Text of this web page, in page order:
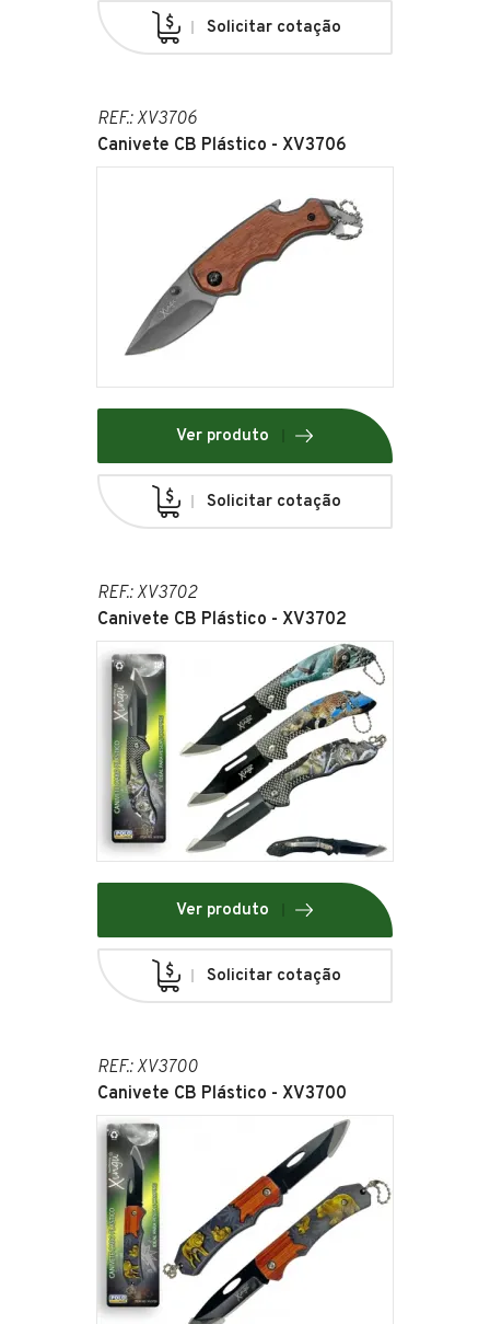
Solicitar cotação
REF.: XV3706
Canivete CB Plástico - XV3706
Ver produto
Solicitar cotação
REF.: XV3702
Canivete CB Plástico - XV3702
Ver produto
Solicitar cotação
REF.: XV3700
Canivete CB Plástico - XV3700